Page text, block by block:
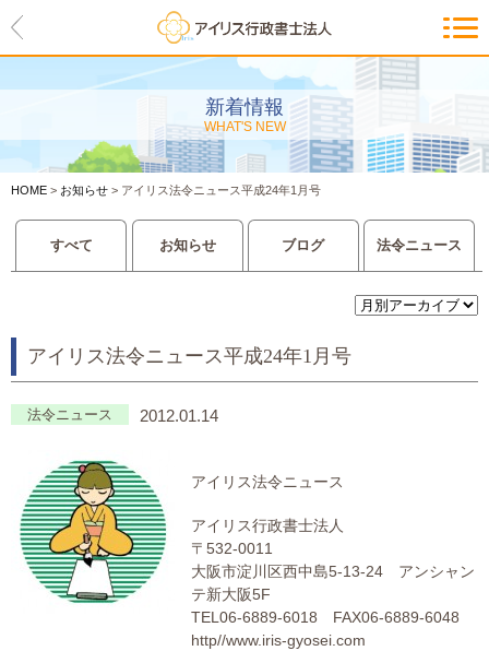
新着情報
WHAT'S NEW
HOME > お知らせ > アイリス法令ニュース平成24年1月号
すべて お知らせ ブログ 法令ニュース
アイリス法令ニュース平成24年1月号
法令ニュース 2012.01.14
アイリス法令ニュース
アイリス行政書士法人
〒532-0011
大阪市淀川区西中島5-13-24 アンシャン
テ新大阪5F
TEL06-6889-6018 FAX06-6889-6048
http//www.iris-gyosei.com
HOME
アイリスの紹介
代表ご挨拶・経営理念・アイリス
のお約束
会社概要・アクセスマップ
サービス一覧
入管等外国人各種手続き
建設業許可申請
大切な書類作成サポート
その他各種手続き
費用の目安